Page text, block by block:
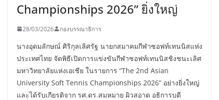
Championships 2026” ยิ่งใหญ่
28/03/2026 กองบรรณาธิการ
นางอุดมลักษณ์ ศิริกุลเลิศรัฐ นายกสมาคมกีฬาซอฟท์เทนนิสแห่ง
ประเทศไทย จัดพิธีเปิดการแข่งขันกีฬาซอฟท์เทนนิสชิงชนะเลิศ
มหาวิทยาลัยแห่งเอเชีย ในรายการ “The 2nd Asian
University Soft Tennis Championships 2026” อย่างยิ่งใหญ่
และได้รับเกียรติจาก รศ.ดร.สมหมาย ผิวสอาด อธิการบดี